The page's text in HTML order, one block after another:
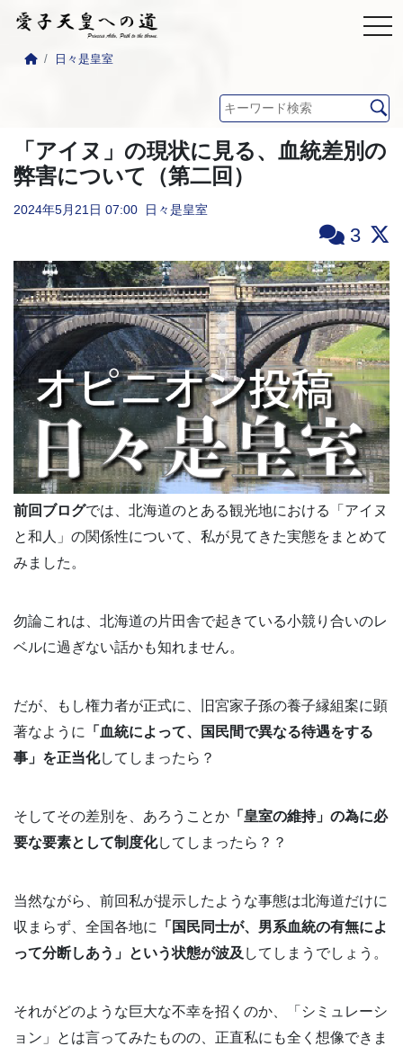
日々是皇室
「アイヌ」の現状に見る、血統差別の
弊害について（第二回）
2024年5月21日 07:00 日々是皇室
3
前回ブログでは、北海道のとある観光地における「アイヌ
と和人」の関係性について、私が見てきた実態をまとめて
みました。
勿論これは、北海道の片田舎で起きている小競り合いのレ
ベルに過ぎない話かも知れません。
だが、もし権力者が正式に、旧宮家子孫の養子縁組案に顕
著なように
「血統によって、国民間で異なる待遇をする
事」を正当化してしまったら？
そしてその差別を、あろうことか 「皇室の維持」の為に必
要な要素として制度化してしまったら？？
当然ながら、前回私が提示したような事態は北海道だけに
収まらず、全国各地に
「国民同士が、男系血統の有無によ
って分断しあう」という状態が波及 してしまうでしょう。
それがどのような巨大な不幸を招くのか、「シミュレーシ
ョン」とは言ってみたものの、正直私にも全く想像できま